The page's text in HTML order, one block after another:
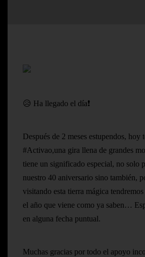
😥 Ha llegado el día❗
Después de 2 meses estupendos, hoy
#Activao,una gira llena de grandes
tiene un significado especial, no solo
nuestro 40 aniversario sino también,
visitando esta tierra mágica
el año que viene como ya saben…
en alguna fecha puntual.
Muchas gracias por todo el apoyo